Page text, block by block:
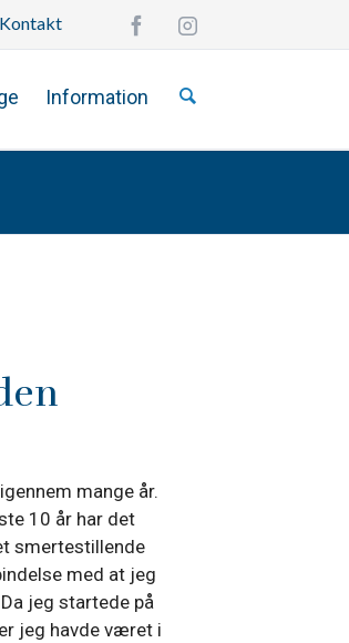
Kontakt
navigationen
Information
mange år.
10 år har det
smertestillende
med at jeg
jeg startede på
jeg havde været i